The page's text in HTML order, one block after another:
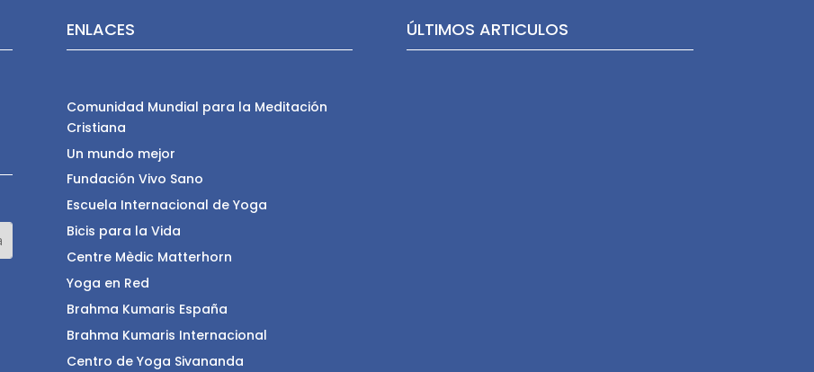
ENLACES
Comunidad Mundial para la Meditación
Cristiana
Un mundo mejor
Fundación Vivo Sano
Escuela Internacional de Yoga
Bicis para la Vida
Centre Mèdic Matterhorn
Yoga en Red
Brahma Kumaris España
Brahma Kumaris Internacional
Centro de Yoga Sivananda
ÚLTIMOS ARTICULOS